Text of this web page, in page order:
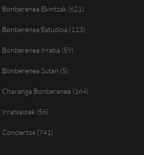
Bonberenea Ekintzak (621)
Bonberenea Estudioa (113)
Bonberenea Irratia (59)
Bonberenea Sutan (5)
Charanga Bonberenea (164)
Irratsaioak (56)
Conciertos (741)